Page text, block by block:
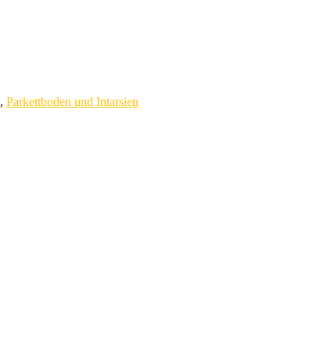
, Parkettboden und Intarsien